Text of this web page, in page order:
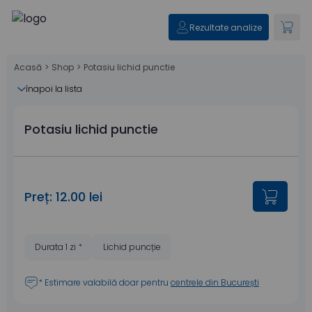
Rezultate analize
Acasă > Shop > Potasiu lichid punctie
înapoi la lista
Potasiu lichid punctie
Preț: 12.00 lei
Durata 1 zi * Lichid puncție
* Estimare valabilă doar pentru centrele din București